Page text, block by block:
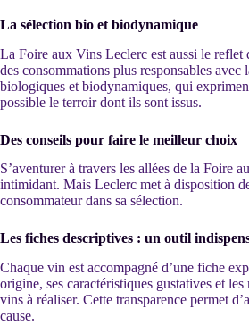
La sélection bio et biodynamique
La Foire aux Vins Leclerc est aussi le reflet
des consommations plus responsables avec
biologiques et biodynamiques, qui
possible le terroir dont ils sont issus.
Des conseils pour faire le meilleur choix
S’aventurer à travers les allées de la Foire
intimidant. Mais Leclerc met à disposition
consommateur dans sa sélection.
Les fiches descriptives : un outil
Chaque vin est accompagné d’une fiche
origine, ses caractéristiques gustatives et
vins à réaliser. Cette transparence permet
cause.